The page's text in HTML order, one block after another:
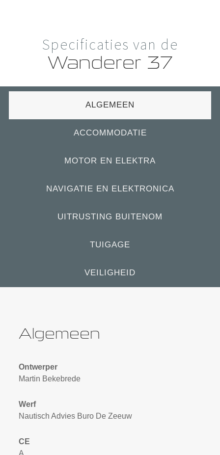
Specificaties van de
Wanderer 37
Algemeen
Ontwerper
Martin Bekebrede
Werf
Nautisch Advies Buro De Zeeuw
CE
A
ALGEMEEN
ACCOMMODATIE
MOTOR EN ELEKTRA
NAVIGATIE EN ELEKTRONICA
UITRUSTING BUITENOM
TUIGAGE
VEILIGHEID